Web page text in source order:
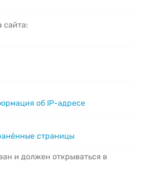
сайта:
об IP-адресе
страницы
и должен открываться в